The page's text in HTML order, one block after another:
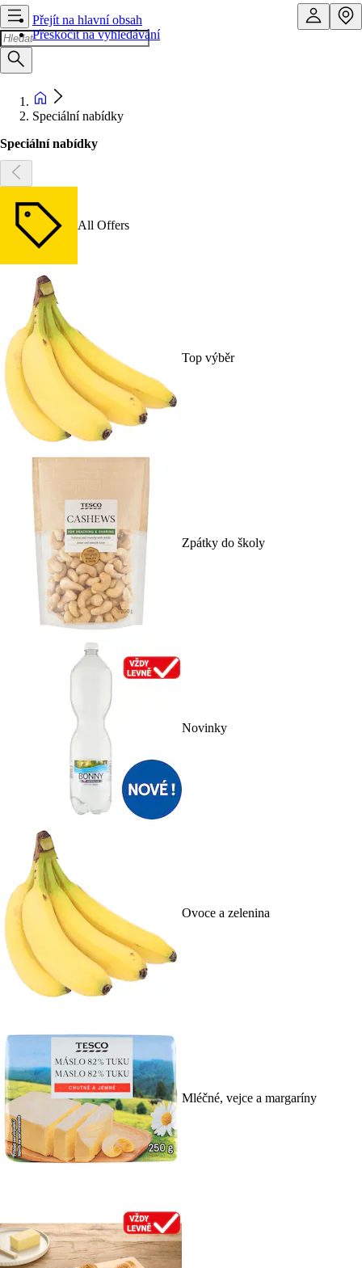
Přejít na hlavní obsah
Přeskočit na vyhledávání
Speciální nabídky
Speciální nabídky
All Offers
Top výběr
Zpátky do školy
Novinky
Ovoce a zelenina
Mléčné, vejce a margaríny